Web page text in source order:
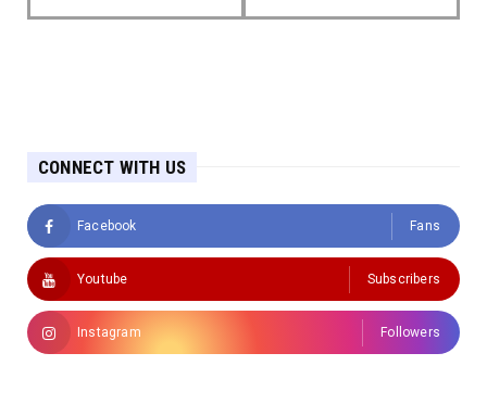
CONNECT WITH US
Facebook Fans
Youtube Subscribers
Instagram Followers